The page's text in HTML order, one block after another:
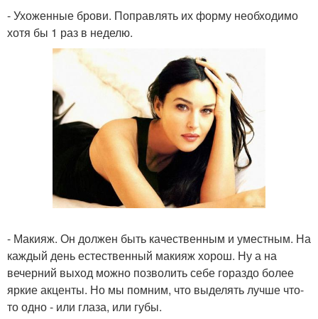
- Ухоженные брови. Поправлять их форму необходимо
хотя бы 1 раз в неделю.
- Макияж. Он должен быть качественным и уместным. На
каждый день естественный макияж хорош. Ну а на
вечерний выход можно позволить себе гораздо более
яркие акценты. Но мы помним, что выделять лучше что-
то одно - или глаза, или губы.